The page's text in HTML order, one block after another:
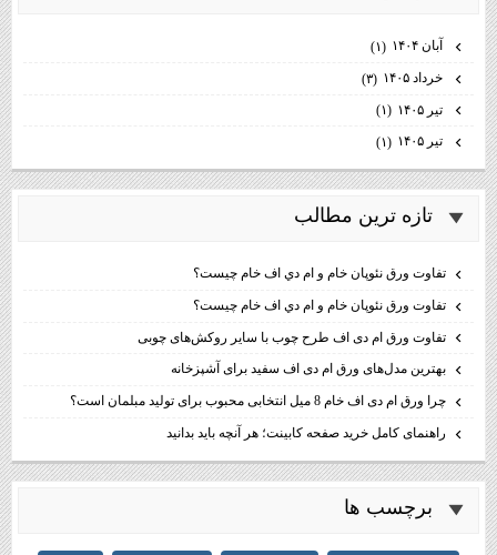
آبان ۱۴۰۴
(۱)
خرداد ۱۴۰۵
(۳)
تیر ۱۴۰۵
(۱)
تیر ۱۴۰۵
(۱)
تازه ترين مطالب
تفاوت ورق نئوپان خام و ام دي اف خام چيست؟
تفاوت ورق نئوپان خام و ام دي اف خام چيست؟
تفاوت ورق ام دی اف طرح چوب با سایر روکش‌های چوبی
بهترین مدل‌های ورق ام دی اف سفید برای آشپزخانه
چرا ورق ام دی اف خام 8 میل انتخابی محبوب برای تولید مبلمان است؟
راهنمای کامل خرید صفحه کابینت؛ هر آنچه باید بدانید
برچسب ها